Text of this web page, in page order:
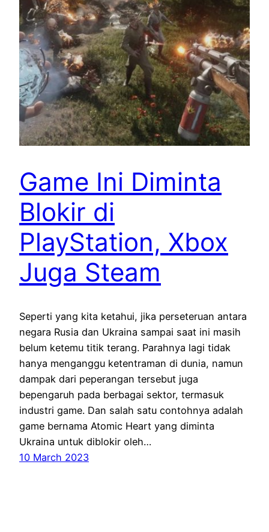
Game Ini Diminta
Blokir di
PlayStation, Xbox
Juga Steam
Seperti yang kita ketahui, jika perseteruan antara
negara Rusia dan Ukraina sampai saat ini masih
belum ketemu titik terang. Parahnya lagi tidak
hanya menganggu ketentraman di dunia, namun
dampak dari peperangan tersebut juga
bepengaruh pada berbagai sektor, termasuk
industri game. Dan salah satu contohnya adalah
game bernama Atomic Heart yang diminta
Ukraina untuk diblokir oleh…
10 March 2023